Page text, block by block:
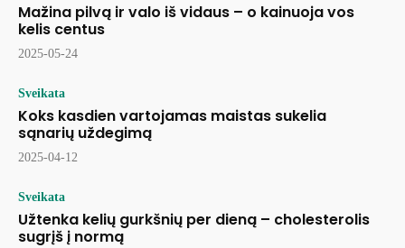
Mažina pilvą ir valo iš vidaus – o kainuoja vos
kelis centus
2025-05-24
Sveikata
Koks kasdien vartojamas maistas sukelia
sąnarių uždegimą
2025-04-12
Sveikata
Užtenka kelių gurkšnių per dieną – cholesterolis
sugrįš į normą